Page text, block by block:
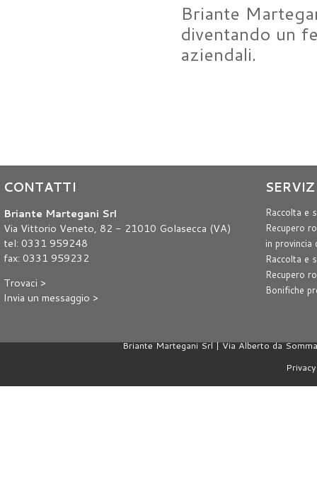
Briante
diventando un
aziendali.
CONTATTI
Briante Martegani Srl
Via Vittorio Veneto, 82 - 21010 Golasecca (VA)
tel: 0331 959248
fax: 0331 959232
Trovaci >
Invia un messaggio >
Raccolta e
Recupero
in provincia
Raccolta e
Recupero
Bonifiche
Briante Martegani Srl | Via Alberto da
Privacy